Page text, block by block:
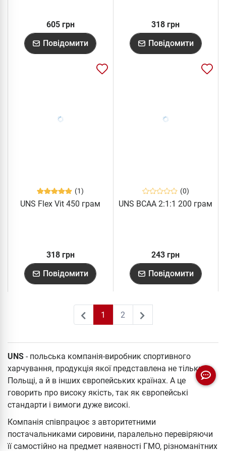
605 грн
Повідомити
318 грн
Повідомити
(1)
UNS Flex Vit 450 грам
318 грн
Повідомити
(0)
UNS BCAA 2:1:1 200 грам
243 грн
Повідомити
1 2
UNS - польська компанія-виробник спортивного
харчування, продукція якої представлена ​​не тільки в
Польщі, а й в інших європейських країнах. А це
говорить про високу якість, так як європейські
стандарти і вимоги дуже високі.
Компанія співпрацює з авторитетними
постачальниками сировини, паралельно перевіряючи
її самостійно на предмет наявності ГМО, різноманітних